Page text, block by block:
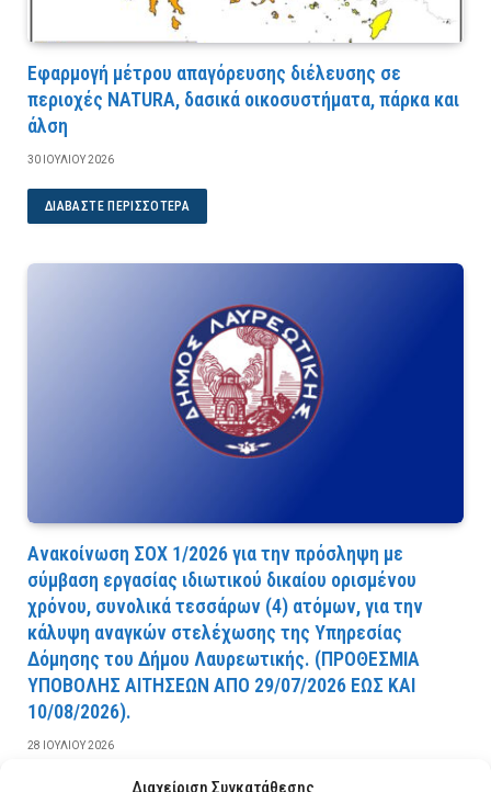
Διαχείριση Συγκατάθεσης
Εφαρμογή μέτρου απαγόρευσης διέλευσης σε
περιοχές NATURA, δασικά οικοσυστήματα, πάρκα και
άλση
30 ΙΟΥΛΊΟΥ 2026
ΔΙΑΒΆΣΤΕ ΠΕΡΙΣΣΌΤΕΡΑ
Ανακοίνωση ΣΟΧ 1/2026 για την πρόσληψη με
σύμβαση εργασίας ιδιωτικού δικαίου ορισμένου
χρόνου, συνολικά τεσσάρων (4) ατόμων, για την
κάλυψη αναγκών στελέχωσης της Υπηρεσίας
Δόμησης του Δήμου Λαυρεωτικής. (ΠPOΘEΣMIA
YΠOBOΛHΣ AITHΣEΩN AΠO 29/07/2026 EΩΣ KAI
10/08/2026).
28 ΙΟΥΛΊΟΥ 2026